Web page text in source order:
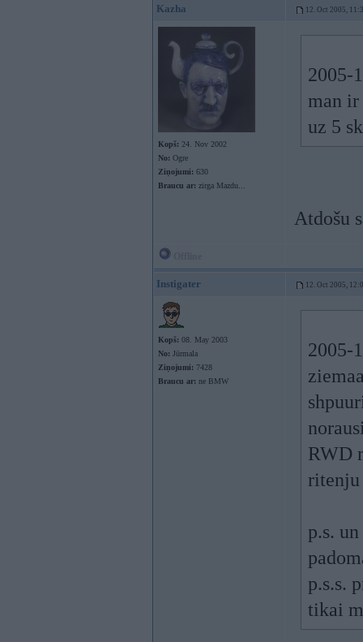
Kazha 12. Oct 2005,
Kopš: 24. Nov 2002
No: Ogre
Ziņojumi: 630
Braucu ar: zirga Mazdu...
2005-
man
uz 5
Atdošu
Instigater 12. Oct 2005,
Kopš: 08. May 2003
No: Jūrmala
Ziņojumi: 7428
Braucu ar: ne BMW
2005-
RWD
ritenju
p.s.
p.s.s.
tikai